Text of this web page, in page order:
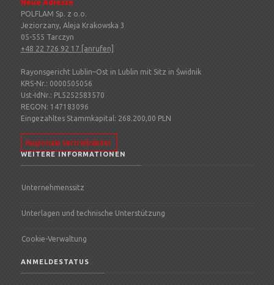
Neue Adresse
POLFLAM Sp. z o.o.
Jeziorzany, Aleja Krakowska 3
05-555 Tarczyn
+48 22 726 92 17 [anrufen]
Rayonsgericht Lublin–Ost in Lublin mit Sitz in Świdnik
KRS-Nr.: 0000505056
Ust-IdNr.: PL5252583570
REGON: 147183096
Eingezahltes Stammkapital: 268.200,00 PLN
Regionale Vertriebsleiter
WEITERE INFORMATIONEN
Unternehmenssitz
Unterlagen und technische Unterstützung
Cookie-Verwaltung
ANMELDESTATUS